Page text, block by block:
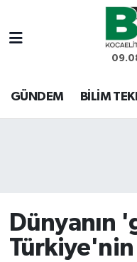
GÜNDEM BİLİM
Dünyanın
Kocaeli Nöbetçi
Kocaeli Hava
Son Dakika